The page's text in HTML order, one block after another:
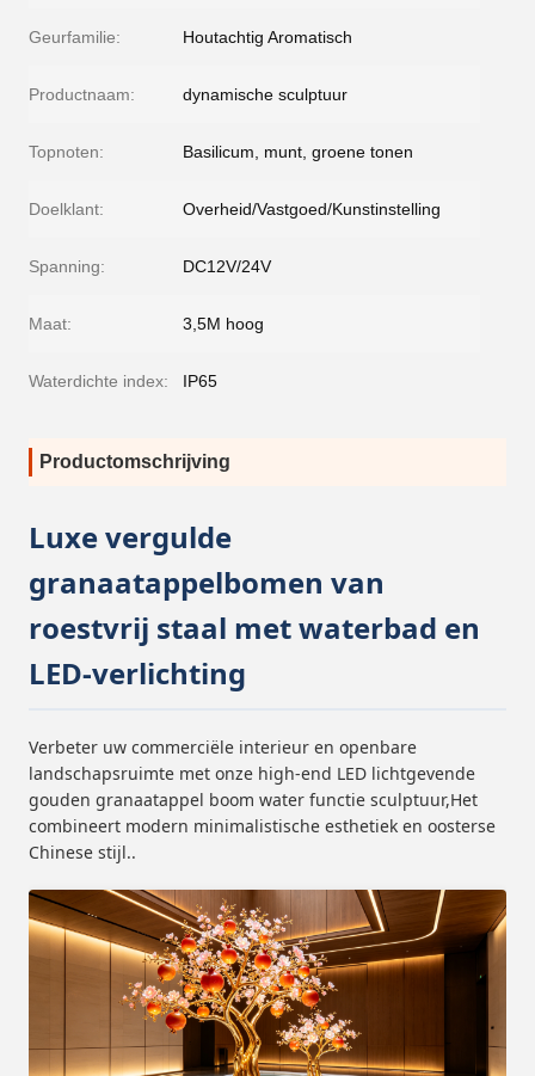
Geurfamilie: Houtachtig Aromatisch
Productnaam: dynamische sculptuur
Topnoten: Basilicum, munt, groene tonen
Doelklant: Overheid/Vastgoed/Kunstinstelling
Spanning: DC12V/24V
Maat: 3,5M hoog
Waterdichte index: IP65
Productomschrijving
Luxe vergulde
granaatappelbomen van
roestvrij staal met waterbad en
LED-verlichting
Verbeter uw commerciële interieur en openbare
landschapsruimte met onze high-end LED lichtgevende
gouden granaatappel boom water functie sculptuur,Het
combineert modern minimalistische esthetiek en oosterse
Chinese stijl..